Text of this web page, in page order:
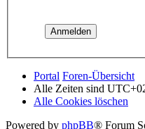
Portal Foren-Übersicht
Alle Zeiten sind
Alle Cookies löschen
Powered by phpBB® Forum